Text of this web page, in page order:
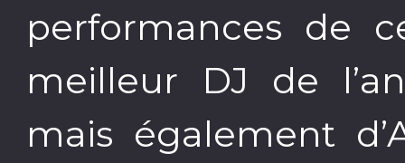
performances de
meilleur DJ de
mais également